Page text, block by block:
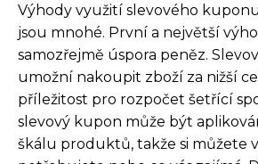
Výhody využití slevového
jsou mnohé. První a největší
samozřejmě úspora peněz.
umožní nakoupit zboží za nižší
příležitost pro rozpočet šetřící
slevový kupon může být
škálu produktů, takže si můžete